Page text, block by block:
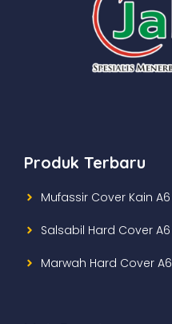
Produk Terbaru
Mufassir Cover Kain A6
Salsabil Hard Cover A6
Marwah Hard Cover A6